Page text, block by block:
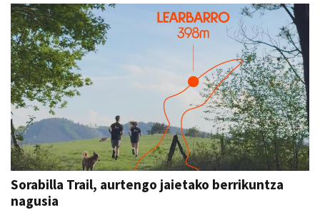
Sorabilla Trail, aurtengo jaietako berrikuntza
nagusia